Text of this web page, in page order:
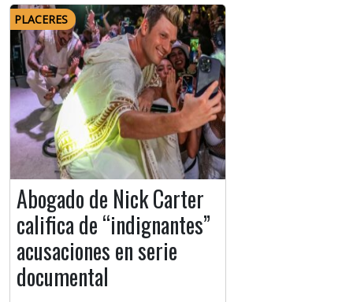
PLACERES
Abogado de Nick Carter
califica de “indignantes”
acusaciones en serie
documental